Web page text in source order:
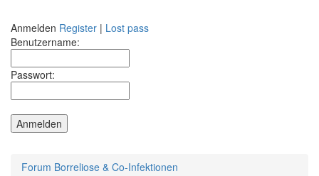
Anmelden Register | Lost pass
Benutzername:
Passwort:
Forum Borreliose & Co-Infektionen